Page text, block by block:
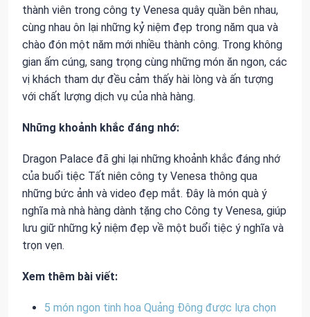
thành viên trong công ty Venesa quây quần bên nhau,
cùng nhau ôn lại những kỷ niệm đẹp trong năm qua và
chào đón một năm mới nhiều thành công. Trong không
gian ấm cúng, sang trọng cùng những món ăn ngon, các
vị khách tham dự đều cảm thấy hài lòng và ấn tượng
với chất lượng dịch vụ của nhà hàng.
Những khoảnh khắc đáng nhớ:
Dragon Palace đã ghi lại những khoảnh khắc đáng nhớ
của buổi tiệc Tất niên công ty Venesa thông qua
những bức ảnh và video đẹp mắt. Đây là món quà ý
nghĩa mà nhà hàng dành tặng cho Công ty Venesa, giúp
lưu giữ những kỷ niệm đẹp về một buổi tiệc ý nghĩa và
trọn vẹn.
Xem thêm bài viết:
5 món ngon tinh hoa Quảng Đông được lựa chọn